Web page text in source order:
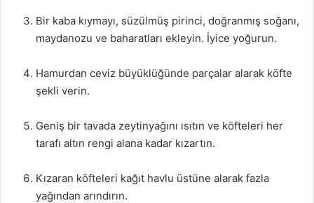
Bir kaba kıymayı, süzülmüş pirinci, doğranmış soğanı,
maydanozu ve baharatları ekleyin. İyice yoğurun.
Hamurdan ceviz büyüklüğünde parçalar alarak köfte
şekli verin.
Geniş bir tavada zeytinyağını ısıtın ve köfteleri her
tarafı altın rengi alana kadar kızartın.
Kızaran köfteleri kağıt havlu üstüne alarak fazla
yağından arındırın.